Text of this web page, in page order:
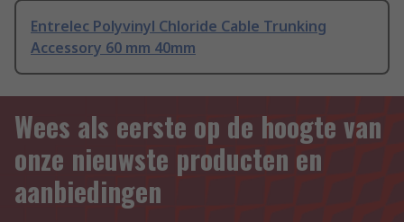
Entrelec Polyvinyl Chloride Cable Trunking
Accessory 60 mm 40mm
Wees als eerste op de hoogte van
onze nieuwste producten en
aanbiedingen